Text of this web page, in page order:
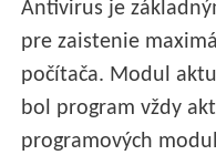
Antivirus je
pre zaistenie
počítača. Modul
bol program vždy
programových